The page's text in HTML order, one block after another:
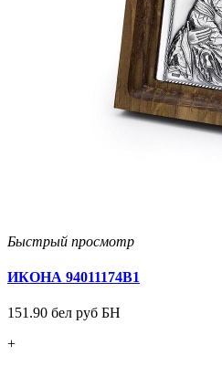
Быстрый просмотр
ИКОНА 94011174В1
151.90 бел руб БН
+